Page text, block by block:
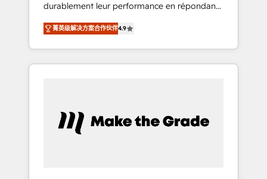
grown & fastest tiering Elite HubSpot Partner
🪴 - Sales Hub: More implementations than
any other Partner 💻 - Migrations: We convert
Salesforce addicts to HubSpot evangelists 🧡
Don't hire a marketing agency for an Ops
durablement leur performance en répondant
aux vrais défis : • Intégration de HubSpot
avec d’autres outils (ERP, téléphonie, etc.) •
Alignement des équipes grâce à un outil et
des données partagées • Amélioration de la
Notre équipe de 30 consultants certifiés
HubSpot aborde chaque projet avec un
菁英级解决方案合作伙伴4.9